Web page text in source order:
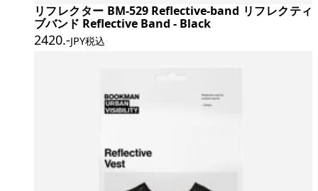
リフレクター BM-529 Reflective-band リフレクティ
ブバンド Reflective Band - Black
2420.-JPY税込